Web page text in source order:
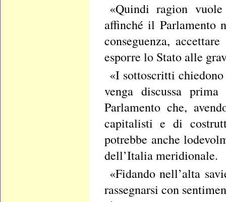
«Quindi ragion
affinché il Parlamento
conseguenza,
esporre lo Stato alle
«I sottoscritti
venga discussa
Parlamento che,
capitalisti e di
potrebbe anche
dell’Italia meridionale.
«Fidando nell’alta
rassegnarsi con